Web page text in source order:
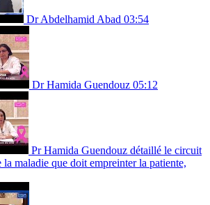
Dr Abdelhamid Abad 03:54
Dr Hamida Guendouz 05:12
Pr Hamida Guendouz détaillé le circuit
la maladie que doit empreinter la patiente,